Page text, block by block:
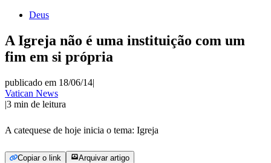
Deus
A Igreja não é uma instituição com um
fim em si própria
publicado em 18/06/14|
Vatican News
|3 min de leitura
A catequese de hoje inicia o tema: Igreja
Copiar o link Arquivar artigo